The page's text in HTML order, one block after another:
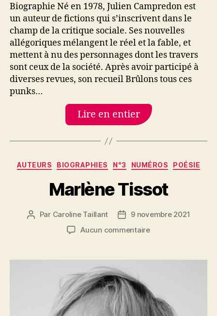
Biographie Né en 1978, Julien Campredon est
un auteur de fictions qui s’inscrivent dans le
champ de la critique sociale. Ses nouvelles
allégoriques mélangent le réel et la fable, et
mettent à nu des personnages dont les travers
sont ceux de la société. Après avoir participé à
diverses revues, son recueil Brûlons tous ces
punks…
Lire en entier
Catégories
AUTEURS BIOGRAPHIES N°3 NUMÉROS POÉSIE
Marlène Tissot
Auteur
Par Caroline Taillant
Date9 novembre 2021
Aucun commentairesur